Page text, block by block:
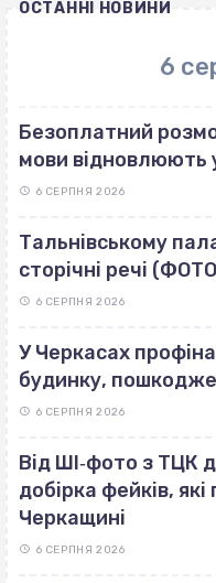
ОСТАННІ НОВИНИ
6
Безоплатний
мови відновлюють
6 СЕРПНЯ 2026
Тальнівському
сторічні речі
6 СЕРПНЯ 2026
У Черкасах
будинку,
6 СЕРПНЯ 2026
Від ШІ‐фото з ТЦК
добірка фейків,
Черкащині
6 СЕРПНЯ 2026